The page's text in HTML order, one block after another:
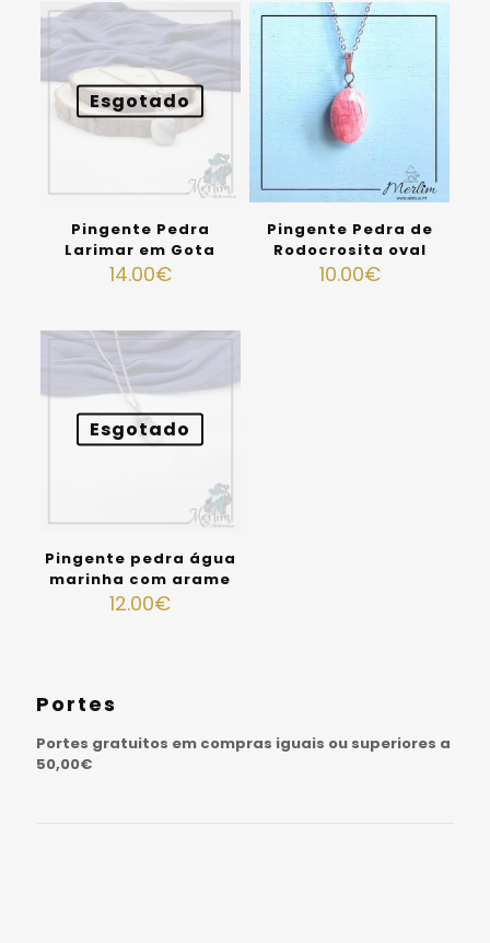
Esgotado
Pingente Pedra
Larimar em Gota
14.00€
Pingente Pedra de
Rodocrosita oval
10.00€
Esgotado
Pingente pedra água
marinha com arame
12.00€
Portes
Portes gratuitos em compras iguais ou superiores a
50,00€